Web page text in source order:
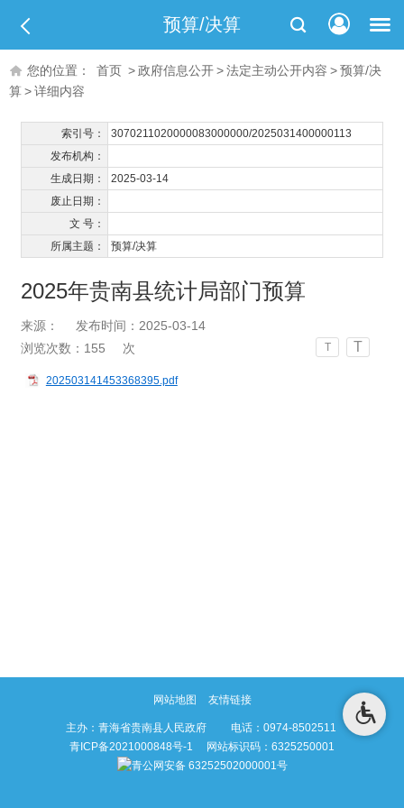
预算/决算
您的位置： 首页 >政府信息公开>法定主动公开内容 >预算/决
算>详细内容
索引号：
3070211020000083000000/2025031400000113
发布机构：
生成日期：
2025-03-14
废止日期：
文 号：
所属主题：
预算/决算
2025年贵南县统计局部门预算
来源：
发布时间：2025-03-14
浏览次数： 155 次 T T
202503141453368395.pdf
网站地图 友情链接
主办：青海省贵南县人民政府 电话：0974-8502511
青ICP备2021000848号-1 网站标识码：6325250001
青公网安备 63252502000001号